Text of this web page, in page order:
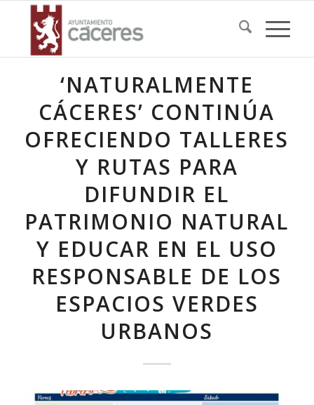
‘NATURALMENTE
CÁCERES’ CONTINÚA
OFRECIENDO TALLERES
Y RUTAS PARA
DIFUNDIR EL
PATRIMONIO NATURAL
Y EDUCAR EN EL USO
RESPONSABLE DE LOS
ESPACIOS VERDES
URBANOS